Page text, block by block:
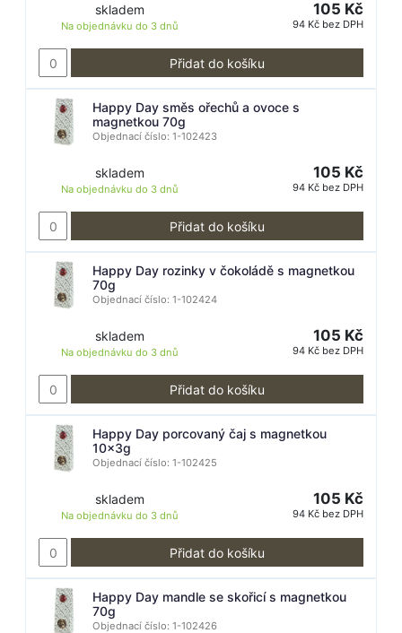
skladem
Na objednávku do 3 dnů
105 Kč
94 Kč bez DPH
Přidat do košíku
Happy Day směs ořechů a ovoce s
magnetkou 70g
Objednací číslo: 1-102423
skladem
Na objednávku do 3 dnů
105 Kč
94 Kč bez DPH
Přidat do košíku
Happy Day rozinky v čokoládě s magnetkou
70g
Objednací číslo: 1-102424
skladem
Na objednávku do 3 dnů
105 Kč
94 Kč bez DPH
Přidat do košíku
Happy Day porcovaný čaj s magnetkou
10x3g
Objednací číslo: 1-102425
skladem
Na objednávku do 3 dnů
105 Kč
94 Kč bez DPH
Přidat do košíku
Happy Day mandle se skořicí s magnetkou
70g
Objednací číslo: 1-102426